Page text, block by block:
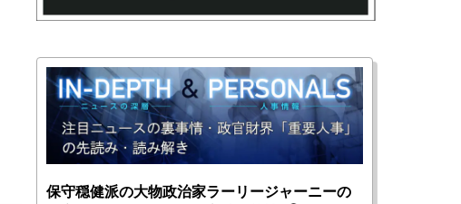
保守穏健派の大物政治家ラーリージャーニーの